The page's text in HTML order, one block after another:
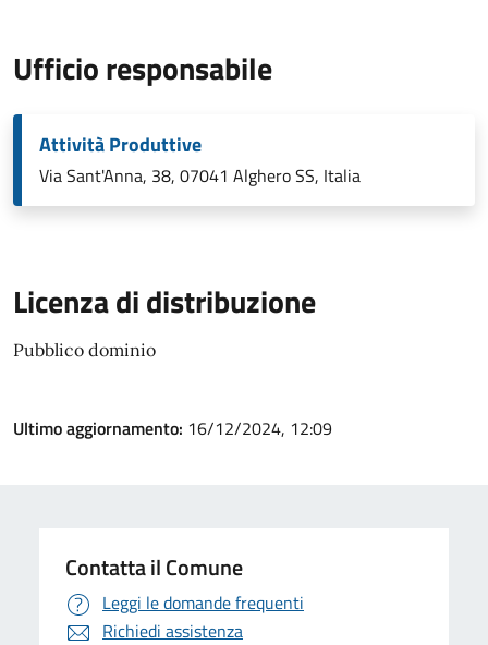
Ufficio responsabile
Attività Produttive
Via Sant'Anna, 38, 07041 Alghero SS, Italia
Licenza di distribuzione
Pubblico dominio
Ultimo aggiornamento: 16/12/2024, 12:09
Contatta il Comune
Leggi le domande frequenti
Richiedi assistenza